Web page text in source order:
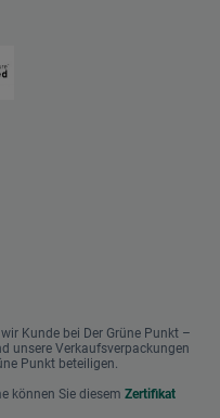
Kunde bei Der Grüne Punkt –
unsere Verkaufsverpackungen
Punkt beteiligen.
können Sie diesem Zertifikat